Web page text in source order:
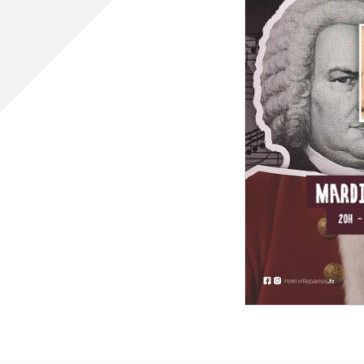
Assainissement
Plan local d'urbanisme
Autorisations d'urbanisme